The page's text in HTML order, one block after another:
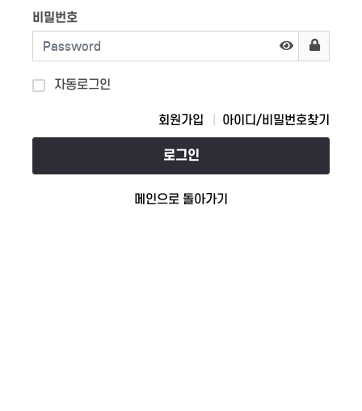
비밀번호
자동로그인
회원가입 아이디/비밀번호찾기
로그인
메인으로 돌아가기